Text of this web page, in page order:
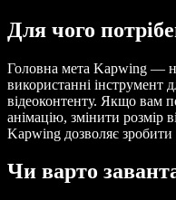
Для чого
Головна мета Kapwing —
використанні інструмент
відеоконтенту. Якщо вам
анімацію, змінити розмір
Kapwing дозволяє зробити
Чи варто